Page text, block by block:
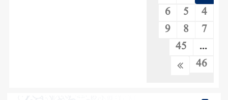
4
5
6
7
8
9
...
45
46